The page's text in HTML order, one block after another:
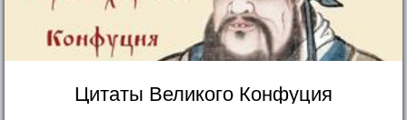
Цитаты Великого Конфуция